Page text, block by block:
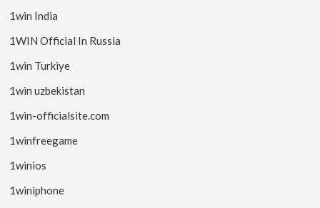
1win India
1WIN Official In Russia
1win Turkiye
1win uzbekistan
1win-officialsite.com
1winfreegame
1winios
1winiphone